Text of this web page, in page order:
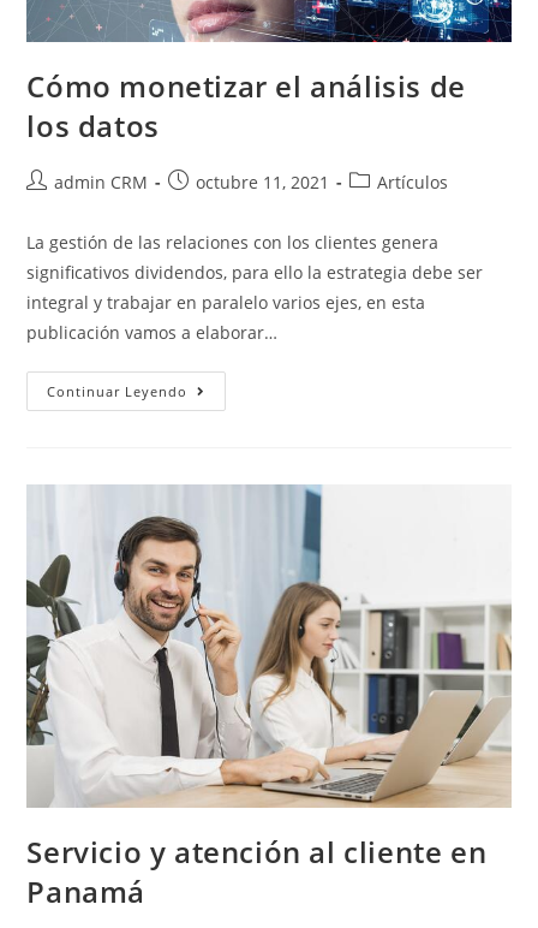
Cómo monetizar el análisis de
los datos
admin CRM octubre 11, 2021 Artículos
La gestión de las relaciones con los clientes genera
significativos dividendos, para ello la estrategia debe ser
integral y trabajar en paralelo varios ejes, en esta
publicación vamos a elaborar…
Continuar Leyendo
Servicio y atención al cliente en
Panamá